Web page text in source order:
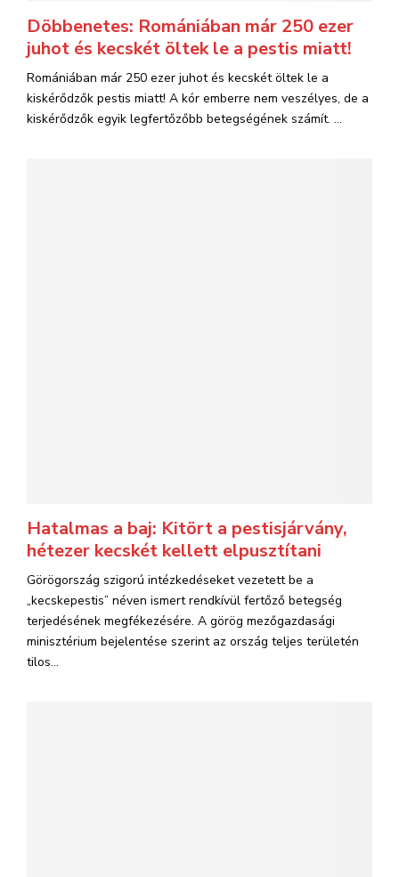
Döbbenetes: Romániában már 250 ezer
juhot és kecskét öltek le a pestis miatt!
Romániában már 250 ezer juhot és kecskét öltek le a
kiskérődzők pestis miatt! A kór emberre nem veszélyes, de a
kiskérődzők egyik legfertőzőbb betegségének számít. ...
Hatalmas a baj: Kitört a pestisjárvány,
hétezer kecskét kellett elpusztítani
Görögország szigorú intézkedéseket vezetett be a
„kecskepestis” néven ismert rendkívül fertőző betegség
terjedésének megfékezésére. A görög mezőgazdasági
minisztérium bejelentése szerint az ország teljes területén
tilos...